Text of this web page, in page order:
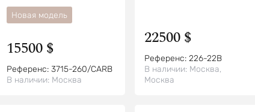
Новая модель
15500 $
Референс: 3715-260/CARB
В наличии: Москва
22500 $
Референс: 226-22B
В наличии: Москва,
Москва